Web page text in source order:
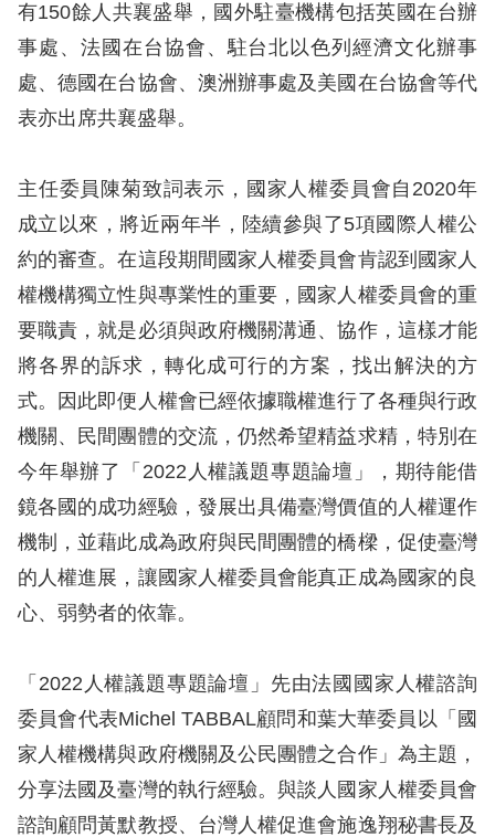
消
息
人
權
務
核
心
人
權
公
約
陳
情
申
訴
料
庫
無
障
有150餘人共襄盛舉，國外駐臺機構包括英國在台辦
事處、法國在台協會、駐台北以色列經濟文化辦事
處、德國在台協會、澳洲辦事處及美國在台協會等代
表亦出席共襄盛舉。
主任委員陳菊致詞表示，國家人權委員會自2020年
成立以來，將近兩年半，陸續參與了5項國際人權公
約的審查。在這段期間國家人權委員會肯認到國家人
權機構獨立性與專業性的重要，國家人權委員會的重
要職責，就是必須與政府機關溝通、協作，這樣才能
將各界的訴求，轉化成可行的方案，找出解決的方
式。因此即便人權會已經依據職權進行了各種與行政
機關、民間團體的交流，仍然希望精益求精，特別在
今年舉辦了「2022人權議題專題論壇」，期待能借
鏡各國的成功經驗，發展出具備臺灣價值的人權運作
機制，並藉此成為政府與民間團體的橋樑，促使臺灣
的人權進展，讓國家人權委員會能真正成為國家的良
心、弱勢者的依靠。
「2022人權議題專題論壇」先由法國國家人權諮詢
委員會代表Michel TABBAL顧問和葉大華委員以「國
家人權機構與政府機關及公民團體之合作」為主題，
分享法國及臺灣的執行經驗。與談人國家人權委員會
諮詢顧問黃默教授、台灣人權促進會施逸翔秘書長及